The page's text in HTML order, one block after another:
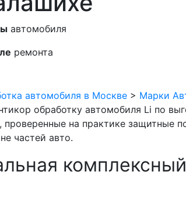
автомобиля
ремонта
автомобиля в Москве > Марки
обработку автомобиля Li по
проверенные на практике защитные
частей авто.